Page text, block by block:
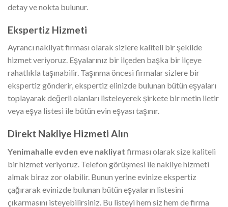
detay ve nokta bulunur.
Ekspertiz Hizmeti
Ayrancı nakliyatfirması olarak sizlere kaliteli bir şekilde
hizmet veriyoruz. Eşyalarınız bir ilçeden başka bir ilçeye
rahatlıkla taşınabilir. Taşınma öncesi firmalar sizlere bir
ekspertiz gönderir, ekspertiz elinizde bulunan bütün eşyaları
toplayarak değerli olanları listeleyerek şirkete bir metin iletir
veya eşya listesi ile bütün evin eşyası taşınır.
Direkt Nakliye Hizmeti Alın
Yenimahalle evden eve nakliyat firması olarak size kaliteli
bir hizmet veriyoruz. Telefon görüşmesi ile nakliye hizmeti
almak biraz zor olabilir. Bunun yerine evinize ekspertiz
çağırarak evinizde bulunan bütün eşyaların listesini
çıkarmasını isteyebilirsiniz. Bu listeyi hem siz hem de firma